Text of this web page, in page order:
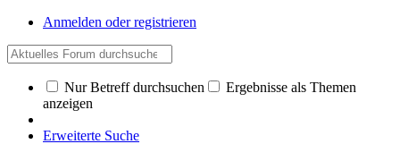
Anmelden oder registrieren
Nur Betreff durchsuchen
Ergebnisse als Themen
anzeigen
Erweiterte Suche